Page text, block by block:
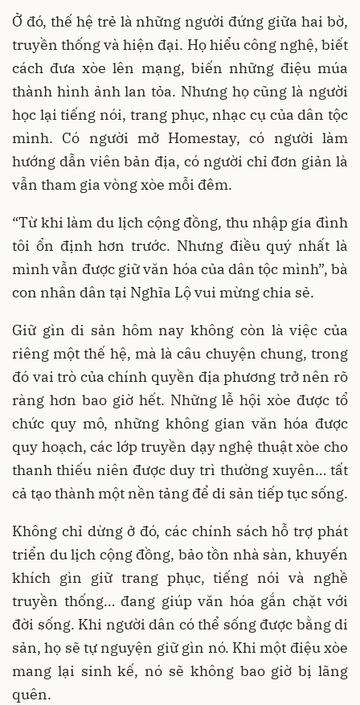
Ở đó, thế hệ trẻ là những người đứng giữa hai bờ,
truyền thống và hiện đại. Họ hiểu công nghệ, biết
cách đưa xòe lên mạng, biến những điệu múa
thành hình ảnh lan tỏa. Nhưng họ cũng là người
học lại tiếng nói, trang phục, nhạc cụ của dân tộc
mình. Có người mở Homestay, có người làm
hướng dẫn viên bản địa, có người chỉ đơn giản là
vẫn tham gia vòng xòe mỗi đêm.
“Từ khi làm du lịch cộng đồng, thu nhập gia đình
tôi ổn định hơn trước. Nhưng điều quý nhất là
mình vẫn được giữ văn hóa của dân tộc mình”, bà
con nhân dân tại Nghĩa Lộ vui mừng chia sẻ.
Giữ gìn di sản hôm nay không còn là việc của
riêng một thế hệ, mà là câu chuyện chung, trong
đó vai trò của chính quyền địa phương trở nên rõ
ràng hơn bao giờ hết. Những lễ hội xòe được tổ
chức quy mô, những không gian văn hóa được
quy hoạch, các lớp truyền dạy nghệ thuật xòe cho
thanh thiếu niên được duy trì thường xuyên… tất
cả tạo thành một nền tảng để di sản tiếp tục sống.
Không chỉ dừng ở đó, các chính sách hỗ trợ phát
triển du lịch cộng đồng, bảo tồn nhà sàn, khuyến
khích gìn giữ trang phục, tiếng nói và nghề
truyền thống… đang giúp văn hóa gắn chặt với
đời sống. Khi người dân có thể sống được bằng di
sản, họ sẽ tự nguyện giữ gìn nó. Khi một điệu xòe
mang lại sinh kế, nó sẽ không bao giờ bị lãng
quên.